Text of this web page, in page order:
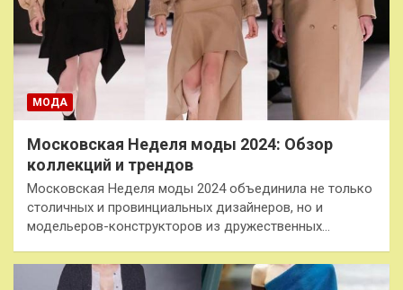
МОДА
Московская Неделя моды 2024: Обзор
коллекций и трендов
Московская Неделя моды 2024 объединила не только
столичных и провинциальных дизайнеров, но и
модельеров-конструкторов из дружественных…